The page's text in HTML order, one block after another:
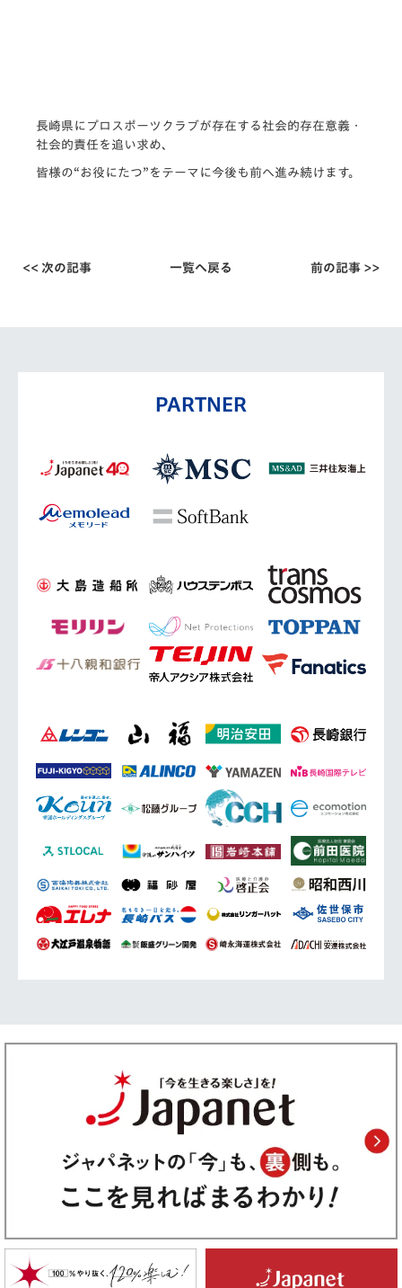
長崎県にプロスポーツクラブが存在する社会的存在意義・
社会的責任を追い求め、
皆様の“お役にたつ”をテーマに今後も前へ進み続けます。
<< 次の記事 一覧へ戻る 前の記事 >>
PARTNER